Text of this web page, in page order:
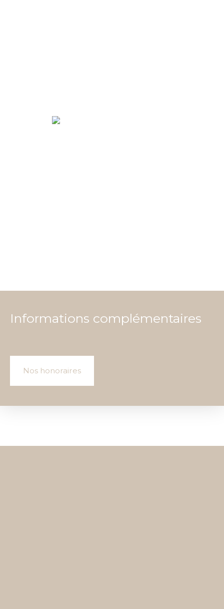
Informations complémentaires
Nos honoraires